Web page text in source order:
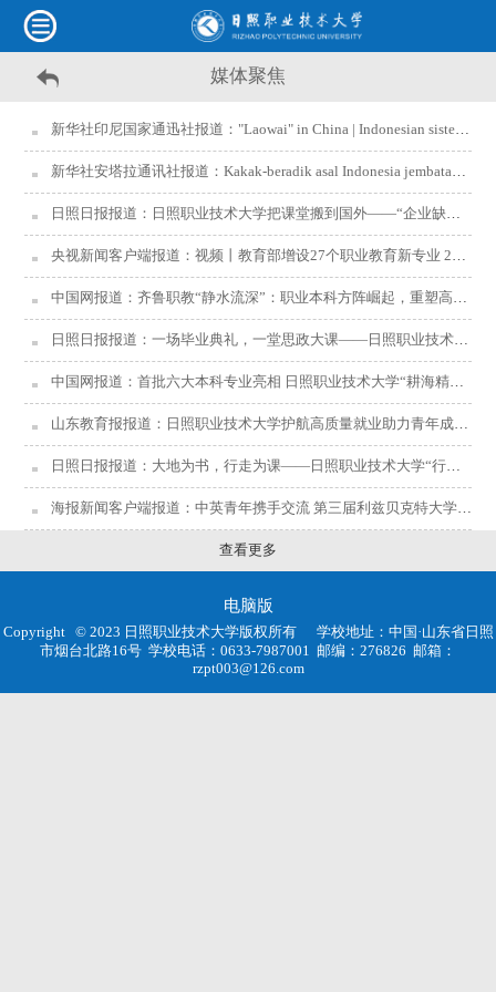
媒体聚焦
新华社印尼国家通迅社报道："Laowai" in China | Indonesian sisters build cultural bridge through martial arts
新华社安塔拉通讯社报道：Kakak-beradik asal Indonesia jembatani budaya melalui seni bela diri
日照日报报道：日照职业技术大学把课堂搬到国外——“企业缺什么人才，我们就培养什么人才”
央视新闻客户端报道：视频丨教育部增设27个职业教育新专业 2027年开始招生
中国网报道：齐鲁职教“静水流深”：职业本科方阵崛起，重塑高层次技能人才版图
日照日报报道：一场毕业典礼，一堂思政大课——日照职业技术大学2026年毕业季侧记
中国网报道：首批六大本科专业亮相 日照职业技术大学“耕海精钢”再出发
山东教育报报道：日照职业技术大学护航高质量就业助力青年成长成才
日照日报报道：大地为书，行走为课——日照职业技术大学“行走的思政课”实践教学改革探索
海报新闻客户端报道：中英青年携手交流 第三届利兹贝克特大学交流营启幕
查看更多
电脑版
Copyright © 2023 日照职业技术大学版权所有
学校地址：中国·山东省日照
市烟台北路16号 学校电话：0633-7987001 邮编：276826 邮箱：
rzpt003@126.com